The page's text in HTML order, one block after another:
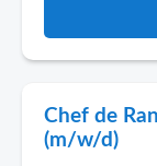
Chef de
(m/w/d)